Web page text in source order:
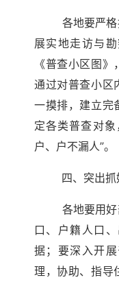
各地要严
展实地走访与
《普查小区图》
通过对普查小区
一摸排，建立完
定各类普查对
户、户不漏人”。
四、突出
各地要用
口、户籍人口
据；要深入开
理，协助、指导